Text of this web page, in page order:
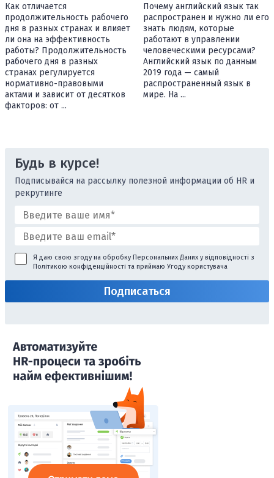
Как отличается
продолжительность рабочего
дня в разных странах и влияет
ли она на эффективность
работы? Продолжительность
рабочего дня в разных
странах регулируется
нормативно-правовыми
актами и зависит от десятков
факторов: от ...
Почему английский язык так
распространен и нужно ли его
знать людям, которые
работают в управлении
человеческими ресурсами?
Английский язык по данным
2019 года — самый
распространенный язык в
мире. На ...
Будь в курсе!
Подписывайся на рассылку полезной информации об HR и
рекрутинге
Я даю свою згоду на обробку Персональних Даних у відповідності з
Політикою конфіденційності та приймаю Угоду користувача